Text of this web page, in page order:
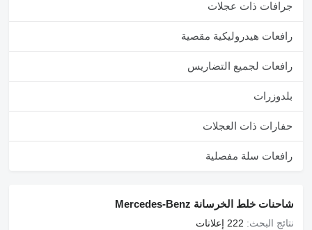
19) Kuwait
20) Portugal
DETAILS :
2021 MODEL 4142 MERCEDES 12 M3 AROCS
KILOMETER : 210000
WORKING HOURS : 2500
İLKER ERGİNER
جرافات ذات عجلات
رافعات هيدروليكية مقصية
رافعات لجميع التضاريس
بلدوزرات
حفارات ذات العجلات
رافعات سلة مفصلية
شاحنات خلط الخرسانة Mercedes-Benz
نتائج البحث: 222 إعلانات